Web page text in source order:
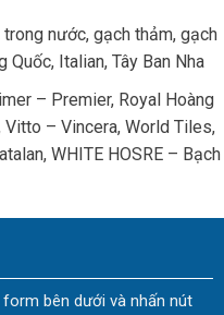
nước, gạch thảm, gạch
Italian, Tây Ban Nha
– Premier, Royal Hoàng
Vitto – Vincera, World Tiles,
WHITE HOSRE – Bạch
bên dưới và nhấn nút